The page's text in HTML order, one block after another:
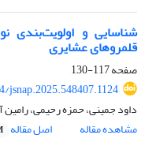
شناسایی و اولویت‌بندی
قلمروهای عشایری
صفحه117-130
jsnap.2025.548407.1124
داود جمینی، حمزه رحیمی،
مشاهده مقاله
اصل مقاله